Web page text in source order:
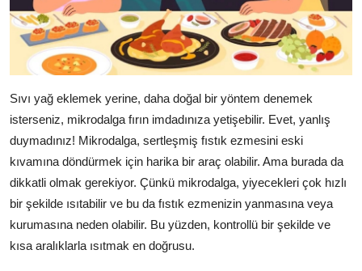
Sıvı yağ eklemek yerine, daha doğal bir yöntem denemek
isterseniz, mikrodalga fırın imdadınıza yetişebilir. Evet, yanlış
duymadınız! Mikrodalga, sertleşmiş fıstık ezmesini eski
kıvamına döndürmek için harika bir araç olabilir. Ama burada da
dikkatli olmak gerekiyor. Çünkü mikrodalga, yiyecekleri çok hızlı
bir şekilde ısıtabilir ve bu da fıstık ezmenizin yanmasına veya
kurumasına neden olabilir. Bu yüzden, kontrollü bir şekilde ve
kısa aralıklarla ısıtmak en doğrusu.